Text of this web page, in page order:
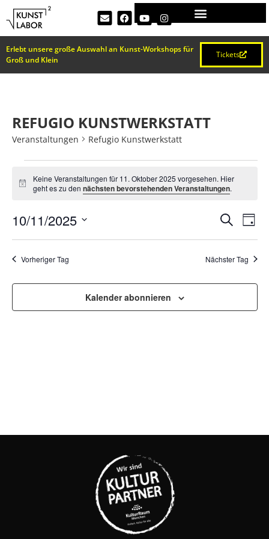
Erlebt unsere große Auswahl an Kunst-Workshops für
Groß und Klein
Tickets
REFUGIO KUNSTWERKSTATT
Veranstaltungen Refugio Kunstwerkstatt
Hinweis
Keine Veranstaltungen für 11. Oktober 2025 vorgesehen. Hier
geht es zu dennächsten bevorstehenden Veranstaltungen.
UND
SucheTag
10/11/2025
wählen.
Vorheriger Tag Nächster Tag
Kalender abonnieren